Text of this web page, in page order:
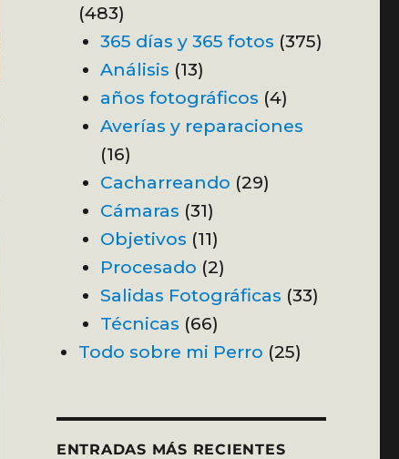
(483)
365 días y 365 fotos (375)
Análisis (13)
años fotográficos (4)
Averías y reparaciones
(16)
Cacharreando (29)
Cámaras (31)
Objetivos (11)
Procesado (2)
Salidas Fotográficas (33)
Técnicas (66)
Todo sobre mi Perro (25)
ENTRADAS MÁS RECIENTES